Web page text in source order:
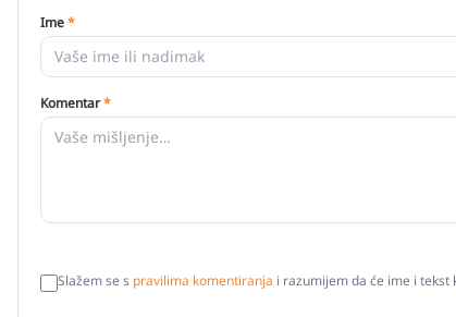
Ime*
Komentar*
Slažem se s pravilima komentiranja i razumijem da će ime i